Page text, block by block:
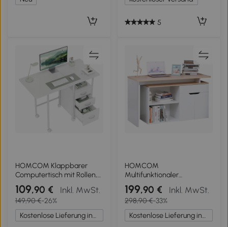
Nussbaum
5
HOMCOM Klappbarer
Computertisch mit Rollen,
Schreibtisch mit Stauraum,
3 Schubladen,
erweiterbare Plattform,
105x51x75,5 cm, Weiß
109,90 € Inkl. MwSt.
149,90 €-26%
Kostenlose Lieferung innerhalb Deutschlands
HOMCOM
Multifunktionaler
Computertisch mit viel
Stauraum Doppeltes Fach
+ Schublade und Schrank
aus Holz
199,90 € Inkl. MwSt.
298,90 €-33%
Kostenlose Lieferung innerhalb Deutschlands